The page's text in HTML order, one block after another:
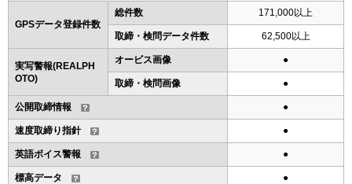
GPSデータ登録件数
総件数 171,000以上
取締・検問データ件数 62,500以上
実写警報(REALPH
OTO)
オービス画像 ●
取締・検問画像 ●
公開取締情報 ●
速度取締り指針 ●
英語ボイス警報 ●
標高データ ●